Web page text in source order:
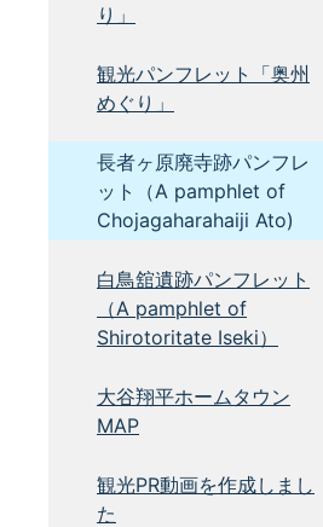
り」
観光パンフレット「奥州
めぐり」
長者ヶ原廃寺跡パンフレ
ット（A pamphlet of
Chojagaharahaiji Ato)
白鳥舘遺跡パンフレット
（A pamphlet of
Shirotoritate Iseki）
大谷翔平ホームタウン
MAP
観光PR動画を作成しまし
た